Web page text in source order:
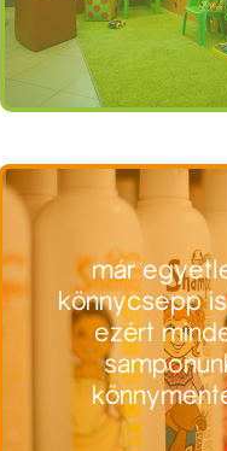
már
könnycsepp
ezért